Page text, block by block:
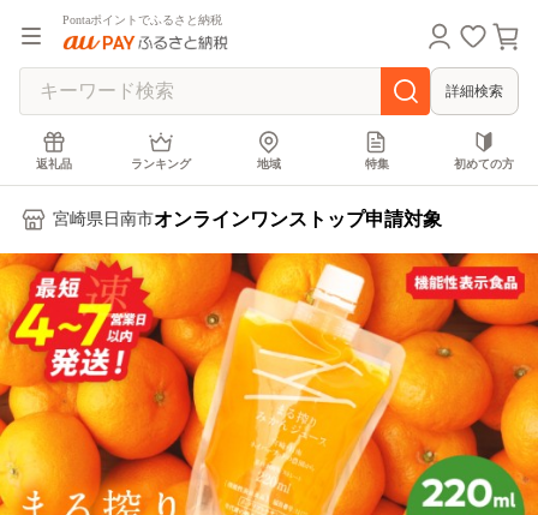
Pontaポイントでふるさと納税
詳細検索
返礼品 ランキング 地域 特集 初めての方
宮崎県日南市オンラインワンストップ申請対象